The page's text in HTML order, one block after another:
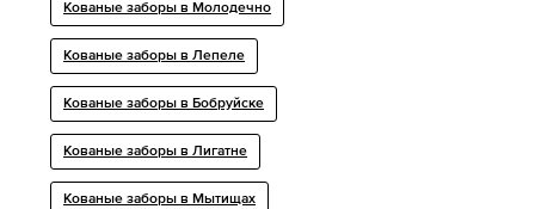
Кованые заборы в Молодечно
Кованые заборы в Лепеле
Кованые заборы в Бобруйске
Кованые заборы в Лигатне
Кованые заборы в Мытищах